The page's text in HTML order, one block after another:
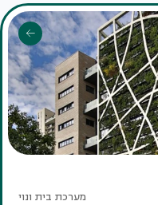
מערכת בית ונוי